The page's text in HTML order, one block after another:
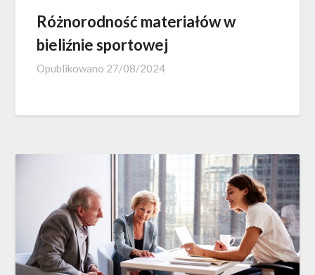
Różnorodność materiałów w
bieliźnie sportowej
Opublikowano 27/08/2024